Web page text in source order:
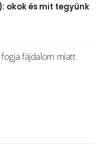
okok és mit tegyünk